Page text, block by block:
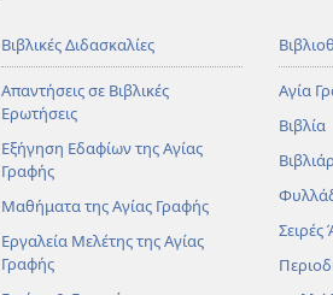
Βιβλικές Διδασκαλίες
Απαντήσεις σε Βιβλικές
Ερωτήσεις
Εξήγηση Εδαφίων της Αγίας
Γραφής
Μαθήματα της Αγίας Γραφής
Εργαλεία Μελέτης της Αγίας
Γραφής
Αγία
Βιβλία